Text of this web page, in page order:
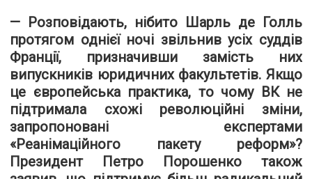
— Розповідають, нібито Шарль де Голль
протягом однієї ночі звільнив усіх суддів
Франції, призначивши замість них
випускників юридичних факультетів. Якщо
це європейська практика, то чому ВК не
підтримала схожі революційні зміни,
запропоновані експертами
«Реанімаційного пакету реформ»?
Президент Петро Порошенко також